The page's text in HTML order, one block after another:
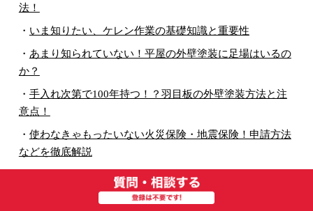
法！
・ いま知りたい、ケレン作業の基礎知識と重要性
・ あまり知られていない！平屋の外壁塗装に足場はいるの
か？
・ 手入れ次第で100年持つ！？羽目板の外壁塗装方法と注
意点！
・ 使わなきゃもったいない火災保険・地震保険！申請方法
などを徹底解説
ここをチェック！ハウスメーカーの気になる保証期間に
アフターサービス